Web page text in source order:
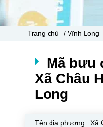
Trang chủ / Vĩnh Long
Mã bưu
Xã Châu
Long
Tên địa phương : Xã